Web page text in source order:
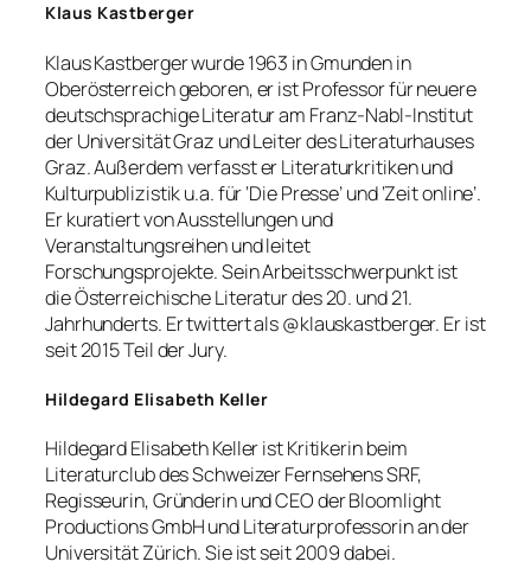
Klaus Kastberger
Klaus Kastberger wurde 1963 in Gmunden in
Oberösterreich geboren, er ist Professor für neuere
deutschsprachige Literatur am Franz-Nabl-Institut
der Universität Graz und Leiter des Literaturhauses
Graz. Außerdem verfasst er Literaturkritiken und
Kulturpublizistik u.a. für ‘Die Presse’ und ‘Zeit online’.
Er kuratiert von Ausstellungen und
Veranstaltungsreihen und leitet
Forschungsprojekte. Sein Arbeitsschwerpunkt ist
die Österreichische Literatur des 20. und 21.
Jahrhunderts. Er twittert als @klauskastberger. Er ist
seit 2015 Teil der Jury.
Hildegard Elisabeth Keller
Hildegard Elisabeth Keller ist Kritikerin beim
Literaturclub des Schweizer Fernsehens SRF,
Regisseurin, Gründerin und CEO der Bloomlight
Productions GmbH und Literaturprofessorin an der
Universität Zürich. Sie ist seit 2009 dabei.